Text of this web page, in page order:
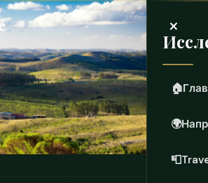
×
🏠
🌍
📮